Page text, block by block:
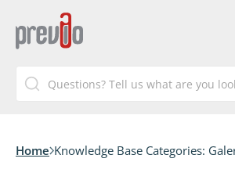
Home Knowledge Base Categories: